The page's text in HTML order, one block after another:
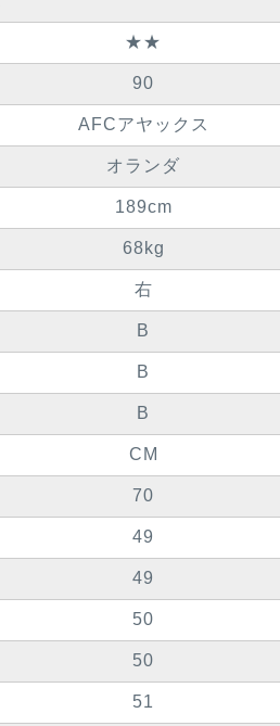
★★
90
AFCアヤックス
オランダ
189cm
68kg
右
B
B
B
CM
70
49
49
50
50
51